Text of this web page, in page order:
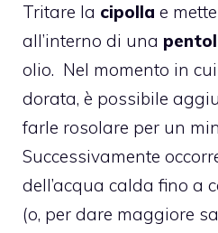
Tritare la cipolla e
all’interno di una
olio. Nel momento in
dorata, è possibile
farle rosolare per un
Successivamente
dell’acqua calda fino a
(o, per dare maggiore